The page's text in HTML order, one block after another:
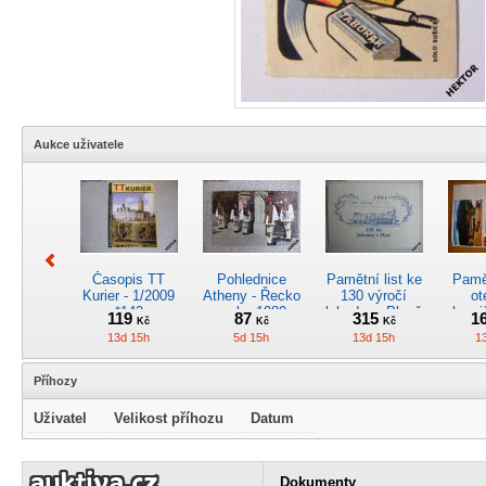
Aukce uživatele
Časopis TT
Kurier - 1/2009
*142
119Kč
13d 15h
Pohlednice
Atheny - Řecko
z roku 1989.
Nová nepoužitá
*5019
87 Kč
5d 15h
Pamětní list ke
130 výročí
lokodepa Plzeň
*2963
315 Kč
13d 15h
Kreslený
obrázek parní
4osý osob.
rychlík.vůz typu
Časopis
„Škodovák“,
Příhozy
Uživatel Velikost příhozu Datum
Dokumenty